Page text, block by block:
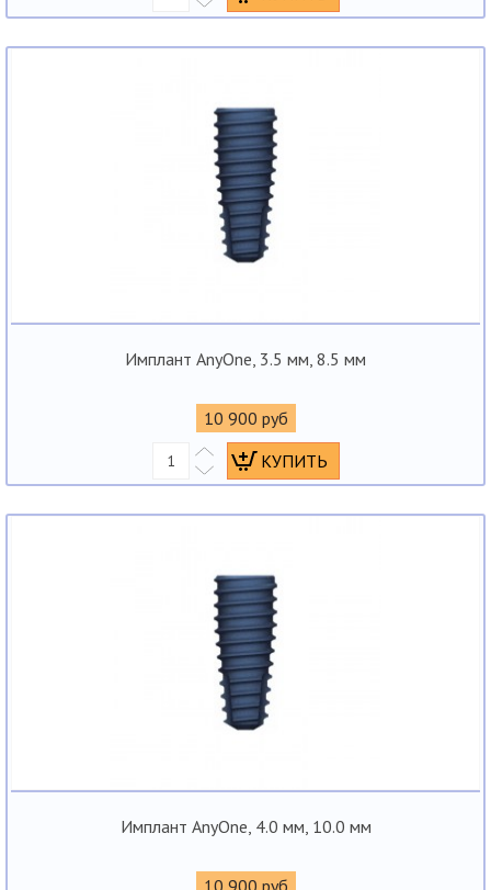
Имплант AnyOne, 3.5 мм, 8.5 мм
10 900 руб
Имплант AnyOne, 4.0 мм, 10.0 мм
10 900 руб